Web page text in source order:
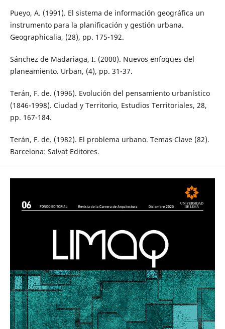
Pueyo, A. (1991). El sistema de información geográfica un
instrumento para la planificación y gestión urbana.
Geographicalia, (28), pp. 175-192.
Sánchez de Madariaga, I. (2000). Nuevos enfoques del
planeamiento. Urban, (4), pp. 31-37.
Terán, F. de. (1996). Evolución del pensamiento urbanístico
(1846-1998). Ciudad y Territorio, Estudios Territoriales, 28,
pp. 167-184.
Terán, F. de. (1982). El problema urbano. Temas Clave (82).
Barcelona: Salvat Editores.